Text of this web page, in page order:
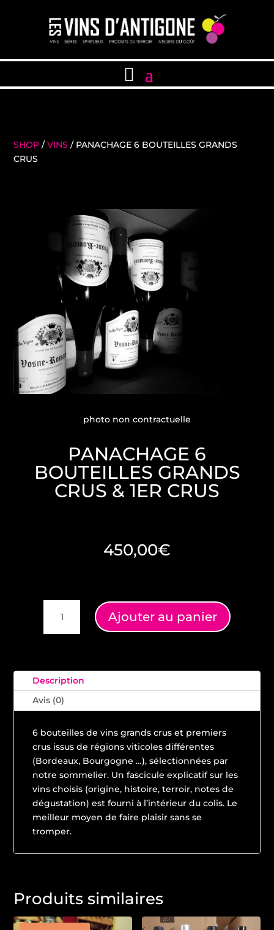
SHOP /VINS / PANACHAGE 6 BOUTEILLES GRANDS
CRUS
photo non contractuelle
PANACHAGE 6
BOUTEILLES GRANDS
CRUS & 1ER CRUS
450,00€
PANACHAGE
GRANDS
CRUS
&
CRUS
Ajouter au panier
Description
Avis (0)
6 bouteilles de vins grands crus et premiers
crus issus de régions viticoles différentes
(Bordeaux, Bourgogne …), sélectionnées par
notre sommelier. Un fascicule explicatif sur les
vins choisis (origine, histoire, terroir, notes de
dégustation) est fourni à l’intérieur du colis. Le
meilleur moyen de faire plaisir sans se
tromper.
Produits similaires